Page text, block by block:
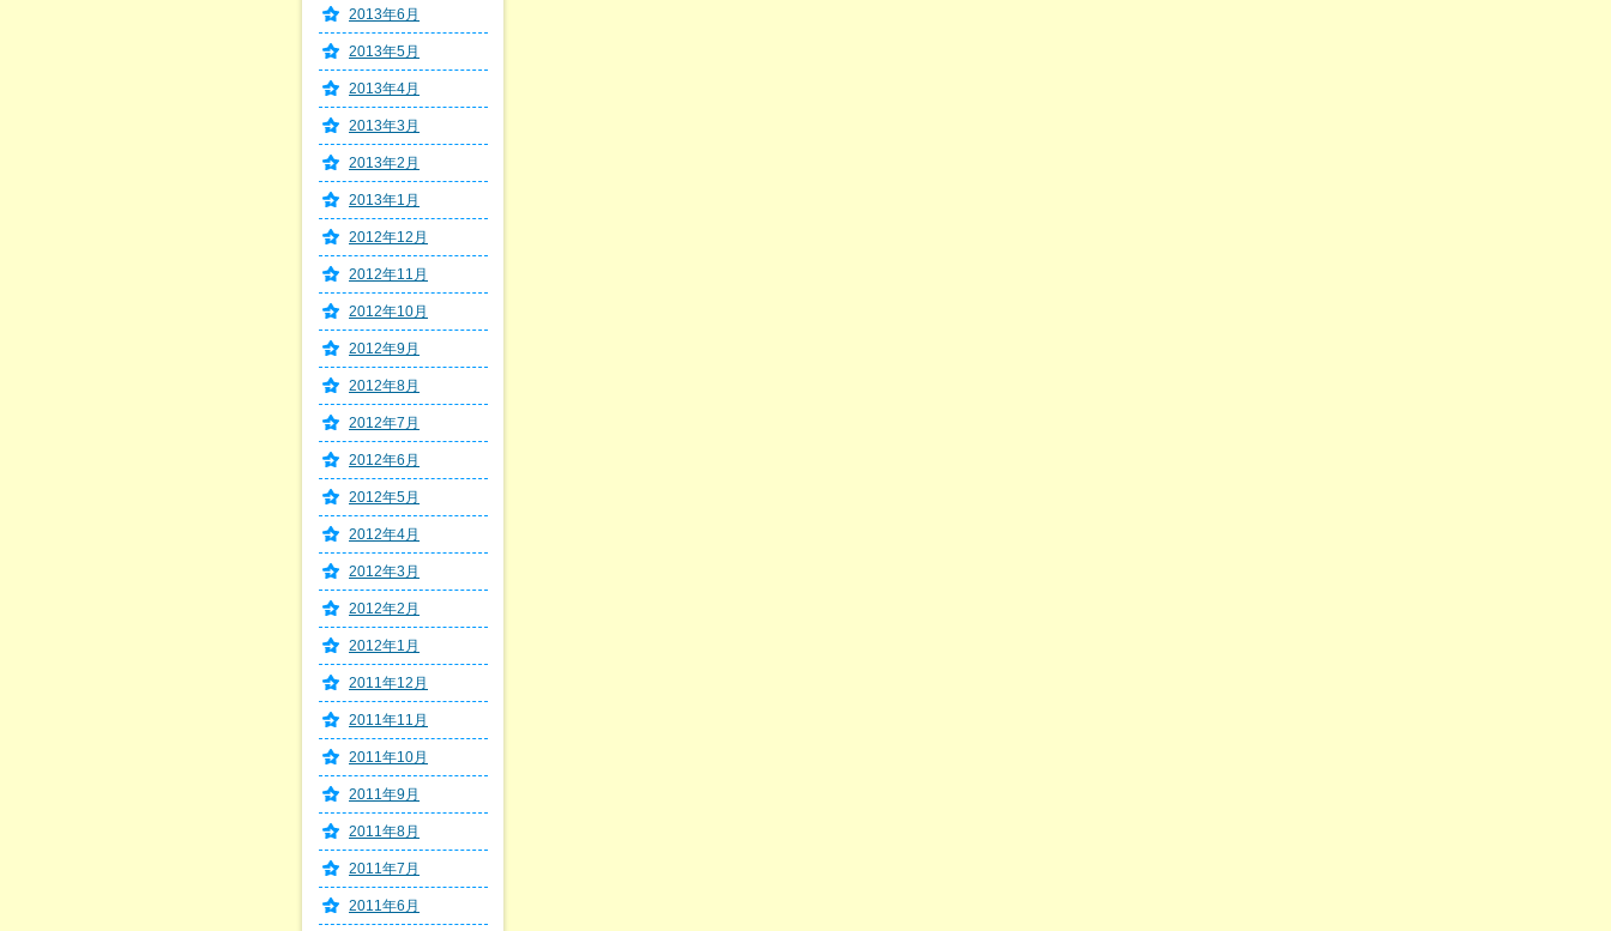
2013年6月
2013年5月
2013年4月
2013年3月
2013年2月
2013年1月
2012年12月
2012年11月
2012年10月
2012年9月
2012年8月
2012年7月
2012年6月
2012年5月
2012年4月
2012年3月
2012年2月
2012年1月
2011年12月
2011年11月
2011年10月
2011年9月
2011年8月
2011年7月
2011年6月